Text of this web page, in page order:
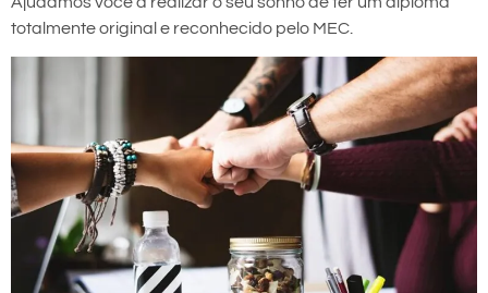
totalmente original e reconhecido pelo MEC.